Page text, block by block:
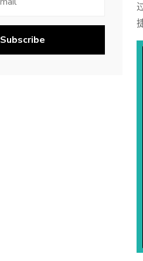
Subscribe